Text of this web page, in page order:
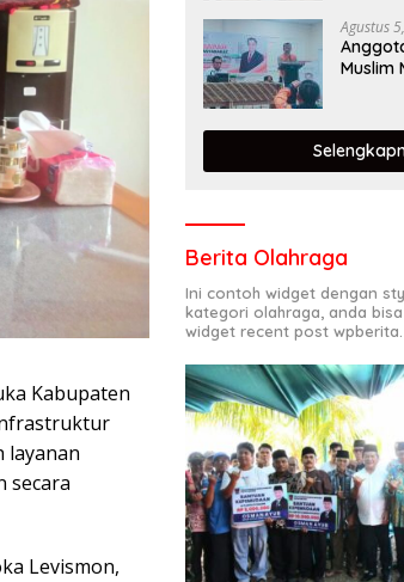
Kabupaten
layanan
secara
Levismon,
Hasil
Agustus
Muslim
satu
dalam
Berita Olahraga
Ini contoh widget dengan
kategori olahraga, anda
widget recent post wpberita.